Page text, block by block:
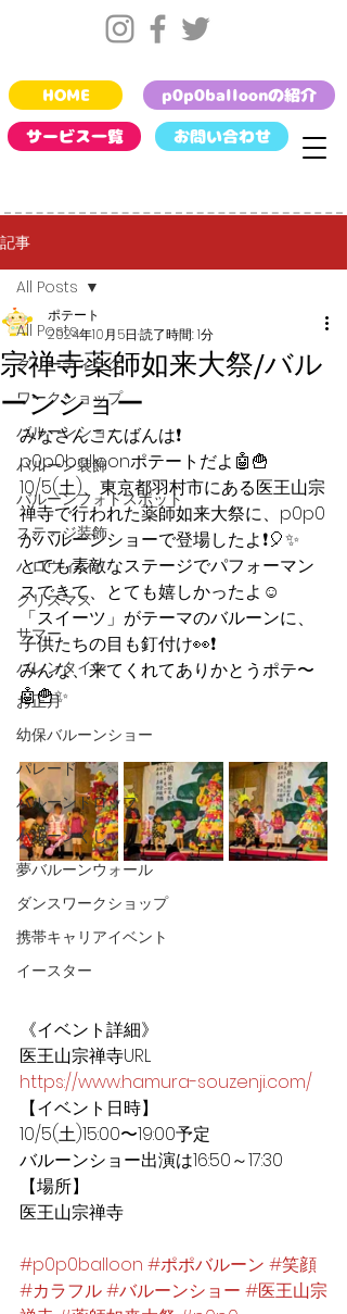
お問い合わせ
HOME
サービス一覧
p0p0balloonの紹介
記事
All Posts
グリーティング
ワークショップ
バルーンショー
バルーン装飾
バルーンフォトスポット
ステージ装飾
ハロウィン
クリスマス
サマー
バレンタイン
お正月
幼保バルーンショー
パレード
バルーンドロップ
バルーンくじ
夢バルーンウォール
ダンスワークショップ
携帯キャリアイベント
イースター
All Posts
宗禅寺薬師如来大祭/バル
ーンショー
ポテート
2024年10月5日 読了時間: 1分
みなさんこんばんは❗️
p0p0balloonポテートだよ🤖🍟
10/5(土)、東京都羽村市にある医王山宗
禅寺で行われた薬師如来大祭に、p0p0
がバルーンショーで登場したよ❗️🎈✨
とても素敵なステージでパフォーマン
スできて、とても嬉しかったよ☺️
「スイーツ」がテーマのバルーンに、
子供たちの目も釘付け👀❗️
みんな、来てくれてありかとうポテ〜
🤖🍟✨
《イベント詳細》
医王山宗禅寺URL
https://www.hamura-souzenji.com/
【イベント日時】
10/5(土)15:00〜19:00予定
バルーンショー出演は16:50～17:30
【場所】
医王山宗禅寺
#p0p0balloon #ポポバルーン #笑顔
#カラフル#バルーンショー #医王山宗